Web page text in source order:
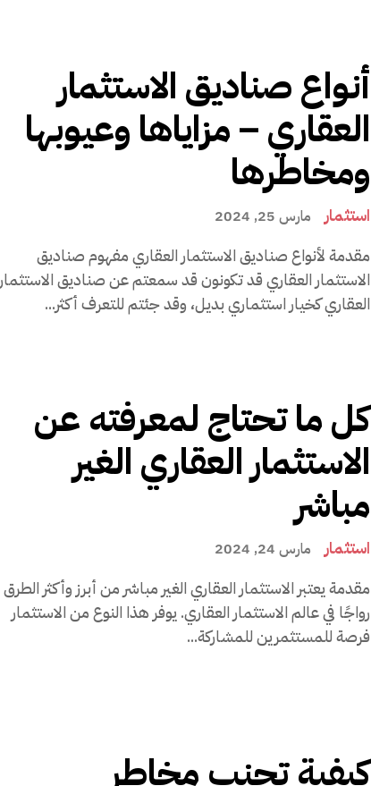
أنواع صناديق الاستثمار
العقاري – مزاياها وعيوبها
ومخاطرها
استثمار مارس 25, 2024
مقدمة لأنواع صناديق الاستثمار العقاري مفهوم صناديق
الاستثمار العقاري قد تكونون قد سمعتم عن صناديق الاستثمار
العقاري كخيار استثماري بديل، وقد جئتم للتعرف أكثر...
كل ما تحتاج لمعرفته عن
الاستثمار العقاري الغير
مباشر
استثمار مارس 24, 2024
مقدمة يعتبر الاستثمار العقاري الغير مباشر من أبرز وأكثر الطرق
رواجًا في عالم الاستثمار العقاري. يوفر هذا النوع من الاستثمار
فرصة للمستثمرين للمشاركة...
كيفية تجنب مخاطر